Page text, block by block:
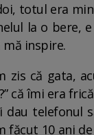
totul era
la o bere,
mă inspire.
zis că gata,
că îmi era
dau telefonul
făcut 10 ani